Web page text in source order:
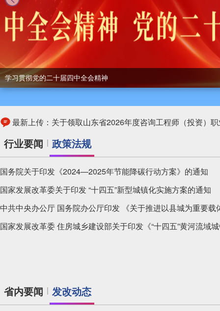
学习贯彻党的二十届四中全会精神
最新上传： 关于领取山东省2026年度咨询工程师（投资）
转发中国工程咨询协会2026年第3号公告
学习贯彻党的二十届四中全会精神
行业要闻 政策法规
2026年甲级资信申报有关事项讲解视频
2026年甲级资信申报系统操作讲解视频
国务院关于印发《2024—2025年节能降碳行动方案》的通知
国家发展改革委关于印发 “十四五”新型城镇化实施方案的通知
省内要闻 发改动态